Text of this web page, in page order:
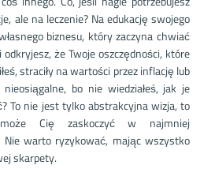
ale na leczenie? Na edukację swojego
biznesu, który zaczyna chwiać
że Twoje oszczędności, które
straciły na wartości przez inflację lub
bo nie wiedziałeś, jak je
To nie jest tylko abstrakcyjna wizja, to
Cię zaskoczyć w najmniej
Nie warto ryzykować, mając wszystko
skarpety.